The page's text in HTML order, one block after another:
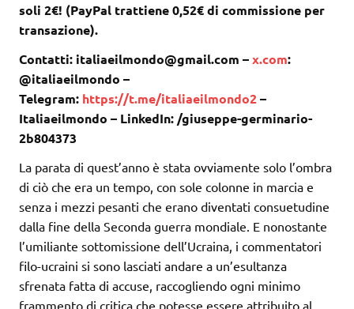
soli 2€! (PayPal trattiene 0,52€ di commissione per
transazione).
Contatti: italiaeilmondo@gmail.com –x.com:
@italiaeilmondo –
Telegram: https://t.me/italiaeilmondo2–
Italiaeilmondo – LinkedIn: /giuseppe-germinario-
2b804373
La parata di quest’anno è stata ovviamente solo l’ombra
di ciò che era un tempo, con sole colonne in marcia e
senza i mezzi pesanti che erano diventati consuetudine
dalla fine della Seconda guerra mondiale. E nonostante
l’umiliante sottomissione dell’Ucraina, i commentatori
filo-ucraini si sono lasciati andare a un’esultanza
sfrenata fatta di accuse, raccogliendo ogni minimo
frammento di critica che potesse essere attribuito al